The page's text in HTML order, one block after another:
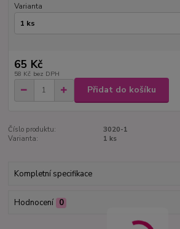
Varianta
65 Kč
58 Kč bez DPH
Přidat do košíku
Číslo produktu:
3020-1
Varianta:
1 ks
Kompletní specifikace
Hodnocení 0